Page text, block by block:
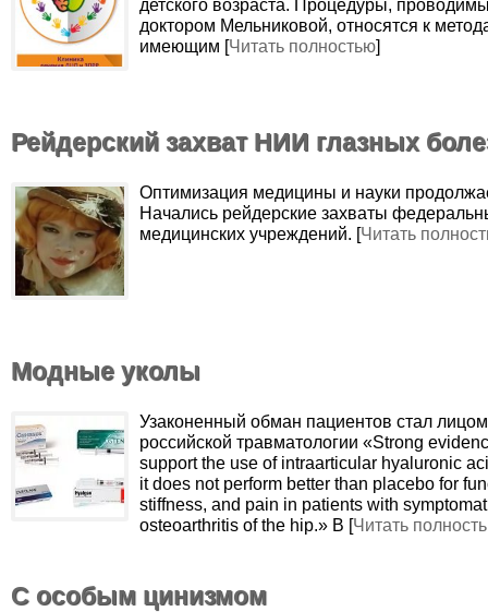
детского возраста. Процедуры,
доктором Мельниковой, относятся к
имеющим [Читать полностью]
Рейдерский захват НИИ глазных
Оптимизация медицины и науки
Начались рейдерские захваты
медицинских учреждений. [Читать
Модные уколы
Узаконенный обман пациентов стал лицом
российской травматологии «Strong
support the use of intraarticular hyaluronic
it does not perform better than placebo for
stiffness, and pain in patients with
osteoarthritis of the hip.» В [Читать
С особым цинизмом